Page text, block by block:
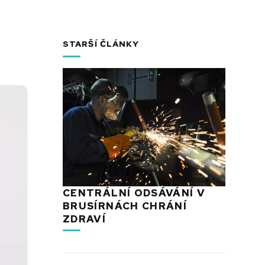
STARŠÍ ČLÁNKY
CENTRÁLNÍ ODSÁVÁNÍ V
BRUSÍRNÁCH CHRÁNÍ
ZDRAVÍ